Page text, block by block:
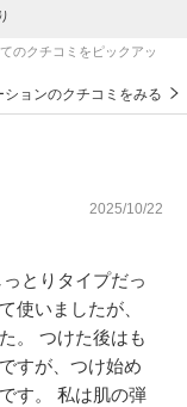
のクチコミをピックアッ
ョンのクチコミをみる
2025/10/22
とりタイプだっ
使いましたが、
。 つけた後はも
すが、つけ始め
す。 私は肌の弾